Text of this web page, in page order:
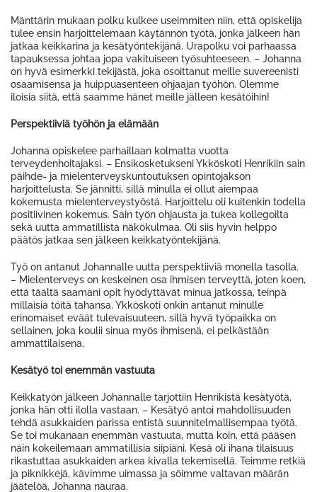
Mänttärin mukaan polku kulkee useimmiten niin, että opiskelija
tulee ensin harjoittelemaan käytännön työtä, jonka jälkeen hän
jatkaa keikkarina ja kesätyöntekijänä. Urapolku voi parhaassa
tapauksessa johtaa jopa vakituiseen työsuhteeseen. – Johanna
on hyvä esimerkki tekijästä, joka osoittanut meille suvereenisti
osaamisensa ja huippuasenteen ohjaajan työhön. Olemme
iloisia siitä, että saamme hänet meille jälleen kesätöihin!
Perspektiiviä työhön ja elämään
Johanna opiskelee parhaillaan kolmatta vuotta
terveydenhoitajaksi. – Ensikosketukseni Ykköskoti Henrikiin sain
päihde- ja mielenterveyskuntoutuksen opintojakson
harjoittelusta. Se jännitti, sillä minulla ei ollut aiempaa
kokemusta mielenterveystyöstä. Harjoittelu oli kuitenkin todella
positiivinen kokemus. Sain työn ohjausta ja tukea kollegoilta
sekä uutta ammatillista näkökulmaa. Oli siis hyvin helppo
päätös jatkaa sen jälkeen keikkatyöntekijänä.
Työ on antanut Johannalle uutta perspektiiviä monella tasolla.
– Mielenterveys on keskeinen osa ihmisen terveyttä, joten koen,
että täältä saamani opit hyödyttävät minua jatkossa, teinpä
millaisia töitä tahansa. Ykköskoti onkin antanut minulle
erinomaiset eväät tulevaisuuteen, sillä hyvä työpaikka on
sellainen, joka koulii sinua myös ihmisenä, ei pelkästään
ammattilaisena.
Kesätyö toi enemmän vastuuta
Keikkatyön jälkeen Johannalle tarjottiin Henrikistä kesätyötä,
jonka hän otti ilolla vastaan. – Kesätyö antoi mahdollisuuden
tehdä asukkaiden parissa entistä suunnitelmallisempaa työtä.
Se toi mukanaan enemmän vastuuta, mutta koin, että pääsen
näin kokeilemaan ammatillisia siipiäni. Kesä oli ihana tilaisuus
rikastuttaa asukkaiden arkea kivalla tekemisellä. Teimme retkiä
ja piknikkejä, kävimme uimassa ja söimme valtavan määrän
jäätelöä, Johanna nauraa.